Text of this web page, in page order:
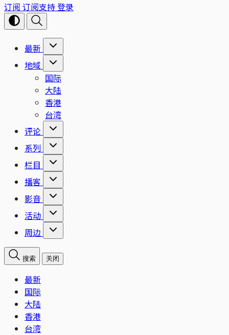
订阅 订阅支持登录
最新
地域
国际
大陆
香港
台湾
评论
系列
栏目
播客
影音
活动
周边
搜索 关闭
最新
国际
大陆
香港
台湾